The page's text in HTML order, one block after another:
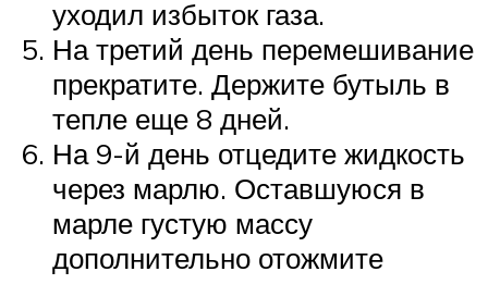
уходил избыток газа.
На третий день перемешивание
прекратите. Держите бутыль в
тепле еще 8 дней.
На 9-й день отцедите жидкость
через марлю. Оставшуюся в
марле густую массу
дополнительно отожмите